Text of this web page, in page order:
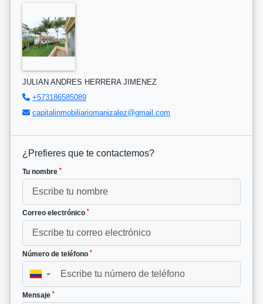
JULIAN ANDRES HERRERA JIMENEZ
+573186585089
capitalinmobiliariomanizalez@gmail.com
¿Prefieres que te contactemos?
Tu nombre *
Correo electrónico *
Número de teléfono *
▼
Mensaje *